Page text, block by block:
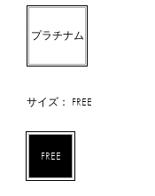
プラチナム
サイズ： FREE
FREE